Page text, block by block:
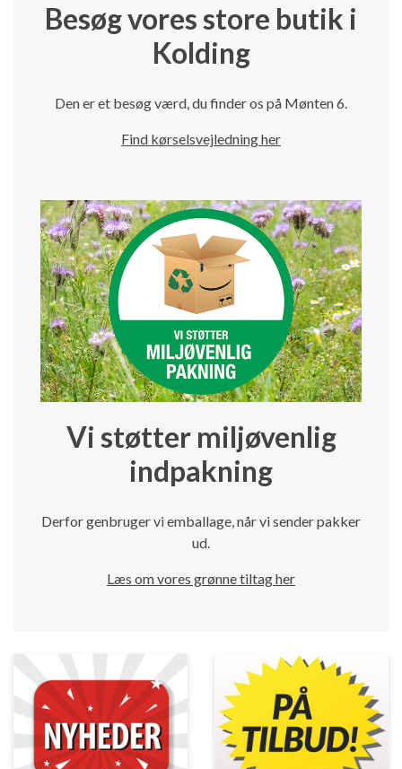
Besøg vores store butik i
Kolding
Den er et besøg værd, du finder os på Mønten 6.
Find kørselsvejledning her
Vi støtter miljøvenlig
indpakning
Derfor genbruger vi emballage, når vi sender pakker
ud.
Læs om vores grønne tiltag her